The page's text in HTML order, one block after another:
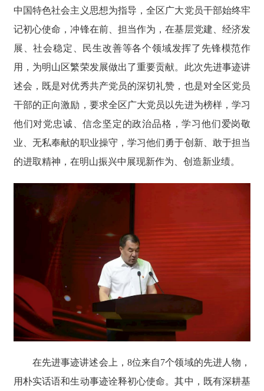
中国特色社会主义思想为指导，全区广大党员干部始终牢
记初心使命，冲锋在前、担当作为，在基层党建、经济发
展、社会稳定、民生改善等各个领域发挥了先锋模范作
用，为明山区繁荣发展做出了重要贡献。此次先进事迹讲
述会，既是对优秀共产党员的深切礼赞，也是对全区党员
干部的正向激励，要求全区广大党员以先进为榜样，学习
他们对党忠诚、信念坚定的政治品格，学习他们爱岗敬
业、无私奉献的职业操守，学习他们勇于创新、敢于担当
的进取精神，在明山振兴中展现新作为、创造新业绩。
在先进事迹讲述会上，8位来自7个领域的先进人物，
用朴实话语和生动事迹诠释初心使命。其中，既有深耕基